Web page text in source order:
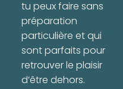
tu peux faire sans
préparation
particulière et qui
sont parfaits pour
retrouver le plaisir
d’être dehors.